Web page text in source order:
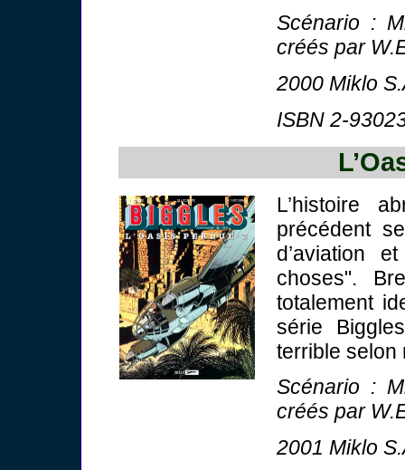
Scénario :
créés par
2000 Miklo
ISBN 2-
L’histoire
précédent
d’aviation
choses".
totalement
série
terrible selon
Scénario :
créés par
2001 Miklo